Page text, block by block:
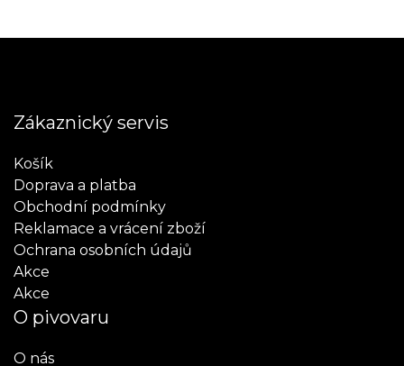
Zákaznický servis
Košík
Doprava a platba
Obchodní podmínky
Reklamace a vrácení zboží
Ochrana osobních údajů
Akce
Akce
O pivovaru
O nás